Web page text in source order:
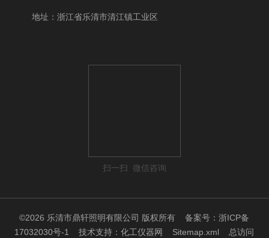
地址：浙江省乐清市清江镇工业区
扫一扫 微信咨询
©2026 乐清市鼎轩照明有限公司 版权所有备案号：浙ICP备
17032030号-1
技术支持：化工仪器网 Sitemap.xml 总访问